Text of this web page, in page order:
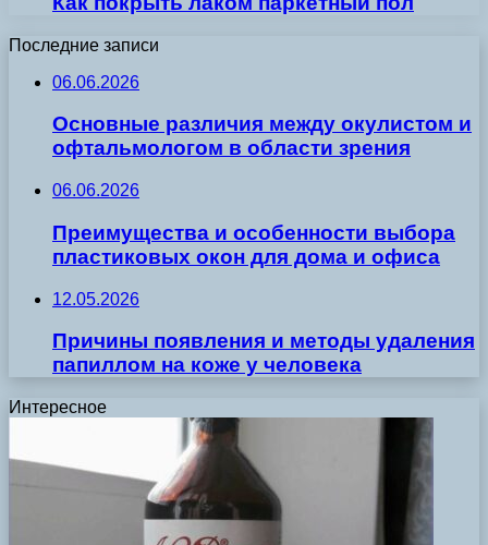
Последние записи
06.06.2026
Основные различия между окулистом и
офтальмологом в области зрения
06.06.2026
Преимущества и особенности выбора
пластиковых окон для дома и офиса
12.05.2026
Причины появления и методы удаления
папиллом на коже у человека
Интересное